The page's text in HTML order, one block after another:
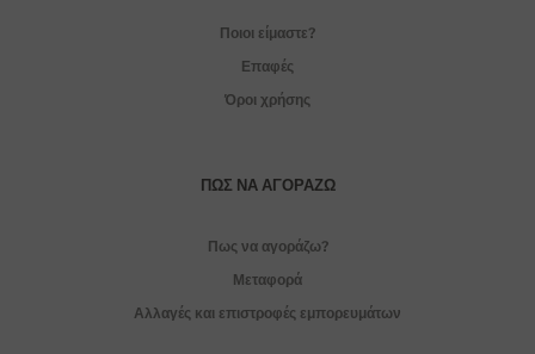
Ποιοι είμαστε?
Επαφές
Όροι χρήσης
ΠΏΣ ΝΑ ΑΓΟΡΆΖΩ
Πως να αγοράζω?
Μεταφορά
Αλλαγές και επιστροφές εμπορευμάτων